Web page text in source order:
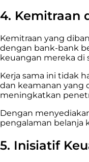
4. Kemitraan
Kemitraan yang
dengan bank-bank
keuangan mereka di
Kerja sama ini tidak
dan keamanan yang
meningkatkan
Dengan
pengalaman belanja
5. Inisiatif